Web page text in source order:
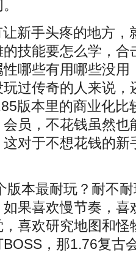
手头疼的地方，
技能要怎么学，合
哪些有用哪些没用
过传奇的人来说，
版本里的商业化比
员，不花钱虽然也
对于不想花钱的新
本最耐玩？耐不耐
果喜欢慢节奏，喜
喜欢研究地图和怪
，那1.76复古